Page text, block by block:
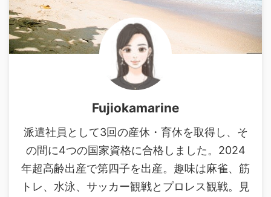
Fujiokamarine
派遣社員として3回の産休・育休を取得し、そ
の間に4つの国家資格に合格しました。2024
年超高齢出産で第四子を出産。趣味は麻雀、筋
トレ、水泳、サッカー観戦とプロレス観戦。見